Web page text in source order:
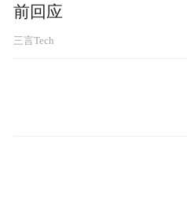
前回应
三言Tech